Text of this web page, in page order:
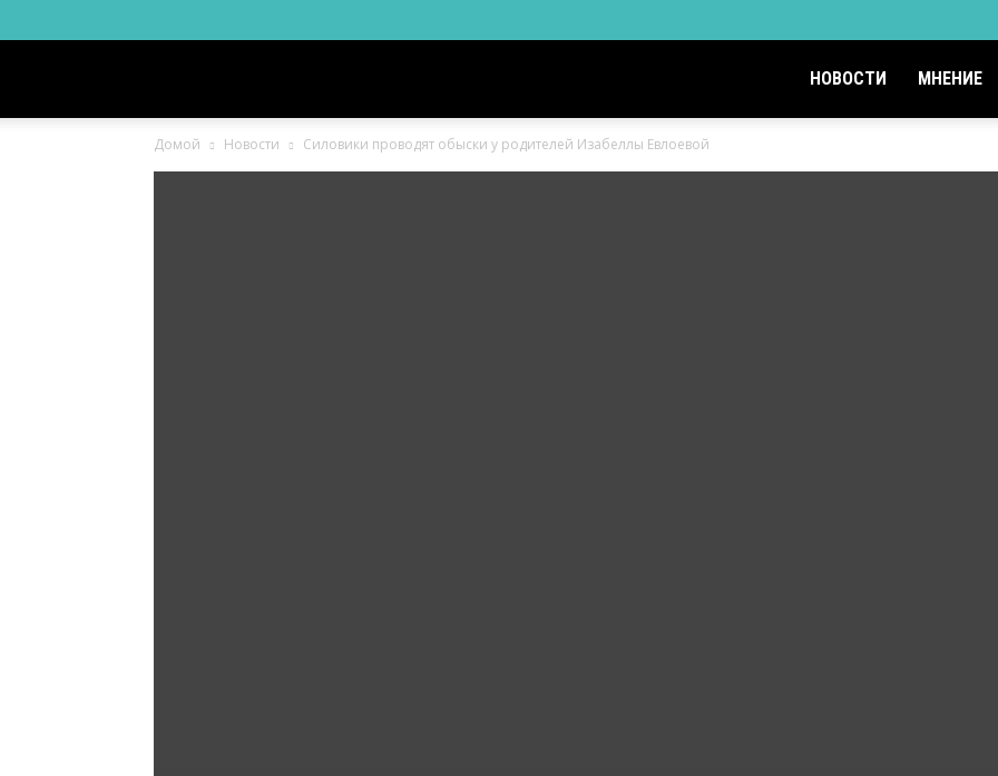
Ингушетии
НОВОСТИ МНЕНИЕ
Домой Новости Силовики проводят обыски у родителей Изабеллы Евлоевой